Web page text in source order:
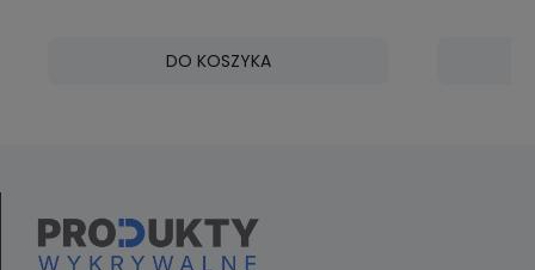
DO KOSZYKA